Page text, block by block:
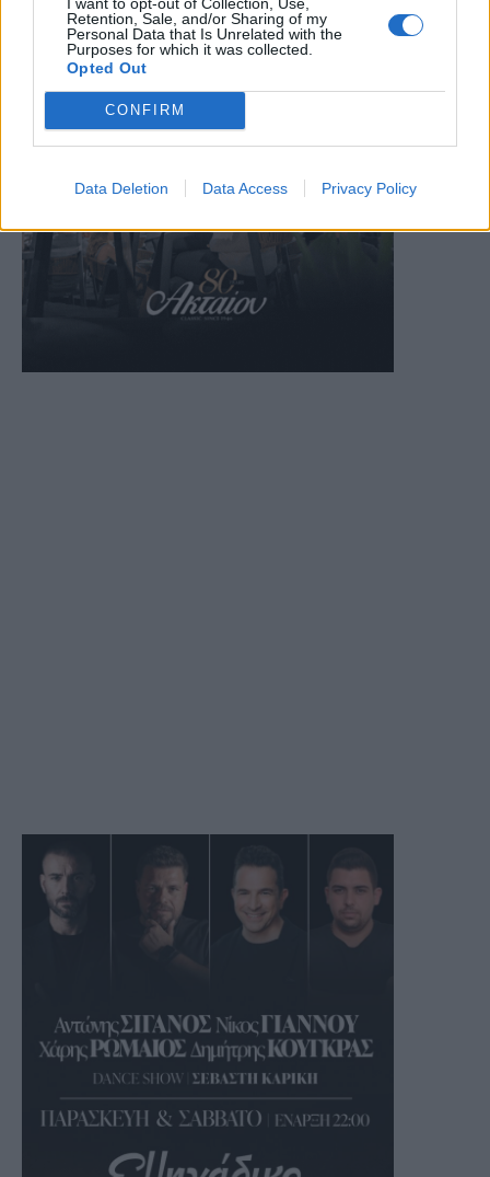
Retention, Sale, and/or Sharing of my
Personal Data that Is Unrelated with the
Purposes for which it was collected.
Opted Out
CONFIRM
Data Deletion Data Access Privacy Policy